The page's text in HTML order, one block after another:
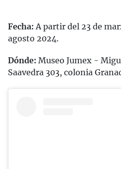
Fecha: A partir del 23 de
agosto 2024.
Dónde: Museo Jumex -
Saavedra 303, colonia